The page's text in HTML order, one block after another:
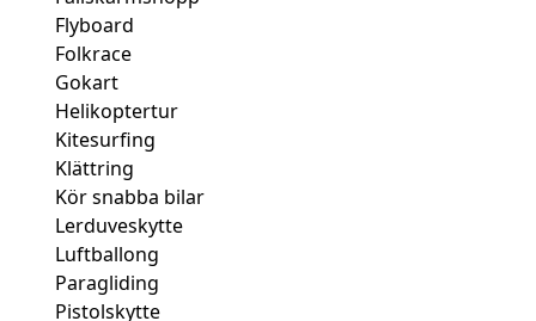
Flyboard
Folkrace
Gokart
Helikoptertur
Kitesurfing
Klättring
Kör snabba bilar
Lerduveskytte
Luftballong
Paragliding
Pistolskytte